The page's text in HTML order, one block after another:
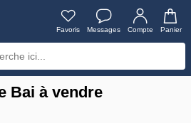
Favoris Messages Compte Panier
Bai à vendre